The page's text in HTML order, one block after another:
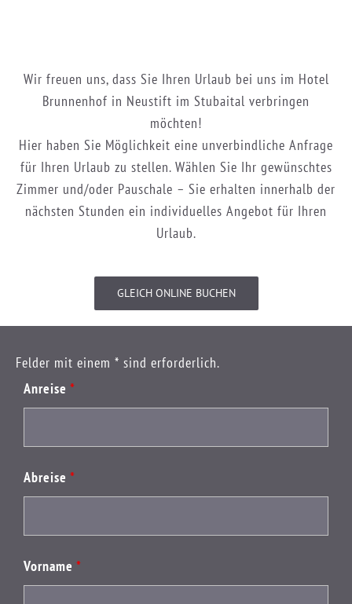
Wir freuen uns, dass Sie Ihren Urlaub bei uns im Hotel
Brunnenhof in Neustift im Stubaital verbringen
möchten!
Hier haben Sie Möglichkeit eine unverbindliche Anfrage
für Ihren Urlaub zu stellen. Wählen Sie Ihr gewünschtes
Zimmer und/oder Pauschale – Sie erhalten innerhalb der
nächsten Stunden ein individuelles Angebot für Ihren
Urlaub.
GLEICH ONLINE BUCHEN
Felder mit einem * sind erforderlich.
Anreise *
Abreise *
Vorname *